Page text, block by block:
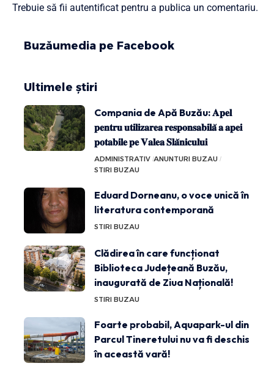
Trebuie să fii autentificat pentru a publica un comentariu.
Buzăumedia pe Facebook
Ultimele știri
Compania de Apă Buzău: 𝐀𝐩𝐞𝐥
𝐩𝐞𝐧𝐭𝐫𝐮 𝐮𝐭𝐢𝐥𝐢𝐳𝐚𝐫𝐞𝐚 𝐫𝐞𝐬𝐩𝐨𝐧𝐬𝐚𝐛𝐢𝐥𝐚̆ 𝐚 𝐚𝐩𝐞𝐢
𝐩𝐨𝐭𝐚𝐛𝐢𝐥𝐞 𝐩𝐞 𝐕𝐚𝐥𝐞𝐚 𝐒𝐥𝐚̆𝐧𝐢𝐜𝐮𝐥𝐮𝐢
ADMINISTRATIV ANUNTURI BUZAU
STIRI BUZAU
Eduard Dorneanu, o voce unică în
literatura contemporană
STIRI BUZAU
Clădirea în care funcționat
Biblioteca Județeană Buzău,
inaugurată de Ziua Națională!
STIRI BUZAU
Foarte probabil, Aquapark-ul din
Parcul Tineretului nu va fi deschis
în această vară!